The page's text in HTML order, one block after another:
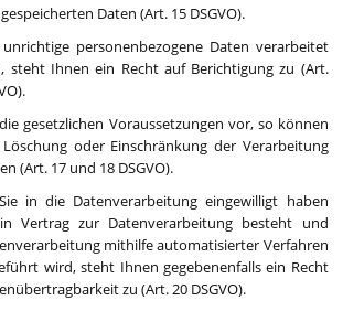
Daten (Art. 15 DSGVO).
personenbezogene Daten verarbeitet
steht Ihnen ein Recht auf Berichtigung zu (Art.
gesetzlichen Voraussetzungen vor, so können
oder Einschränkung der Verarbeitung
(Art. 17 und 18 DSGVO).
in die Datenverarbeitung eingewilligt haben
Vertrag zur Datenverarbeitung besteht und
mithilfe automatisierter Verfahren
wird, steht Ihnen gegebenenfalls ein Recht
zu (Art. 20 DSGVO).